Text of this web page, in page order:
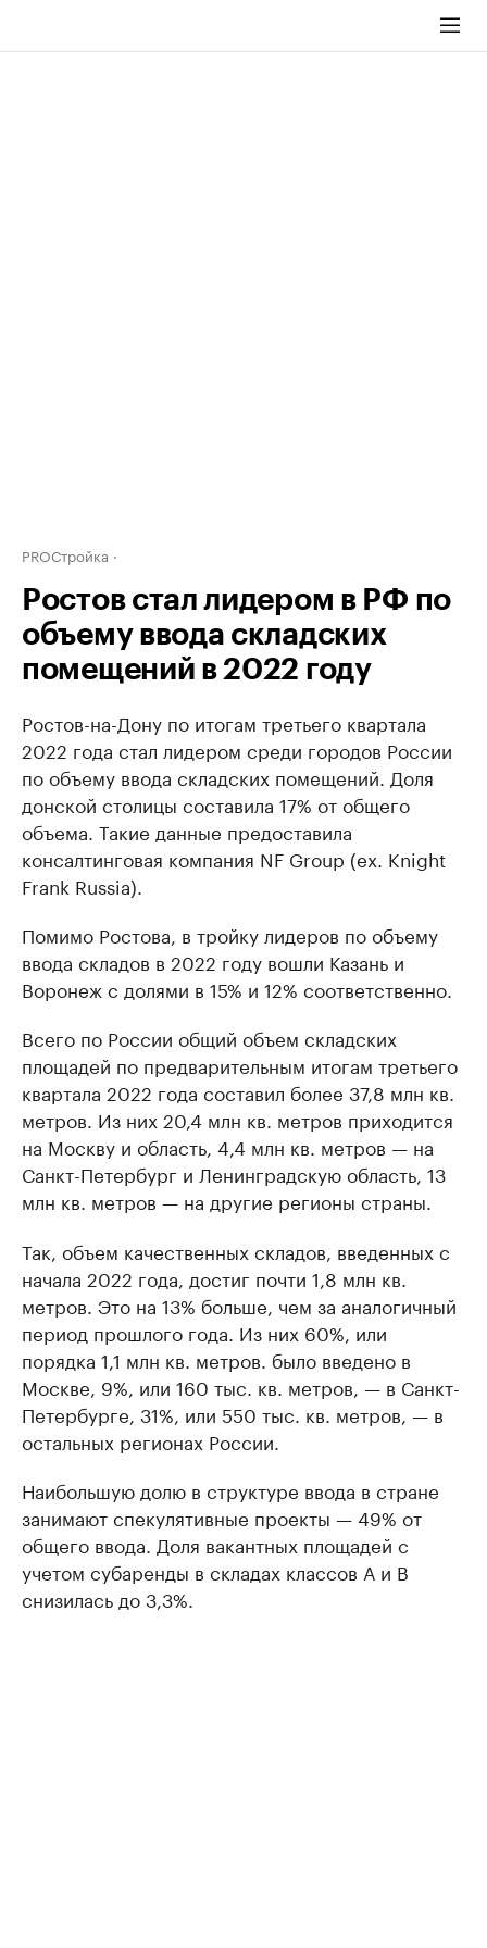
PROСтройка
Ростов стал лидером в РФ по
объему ввода складских
помещений в 2022 году
Ростов-на-Дону по итогам третьего квартала
2022 года стал лидером среди городов России
по объему ввода складских помещений. Доля
донской столицы составила 17% от общего
объема. Такие данные предоставила
консалтинговая компания NF Group (ex. Knight
Frank Russia).
Помимо Ростова, в тройку лидеров по объему
ввода складов в 2022 году вошли Казань и
Воронеж с долями в 15% и 12% соответственно.
Всего по России общий объем складских
площадей по предварительным итогам третьего
квартала 2022 года составил более 37,8 млн кв.
метров. Из них 20,4 млн кв. метров приходится
на Москву и область, 4,4 млн кв. метров — на
Санкт-Петербург и Ленинградскую область, 13
млн кв. метров — на другие регионы страны.
Так, объем качественных складов, введенных с
начала 2022 года, достиг почти 1,8 млн кв.
метров. Это на 13% больше, чем за аналогичный
период прошлого года. Из них 60%, или
порядка 1,1 млн кв. метров. было введено в
Москве, 9%, или 160 тыс. кв. метров, — в Санкт-
Петербурге, 31%, или 550 тыс. кв. метров, — в
остальных регионах России.
Наибольшую долю в структуре ввода в стране
занимают спекулятивные проекты — 49% от
общего ввода. Доля вакантных площадей с
учетом субаренды в складах классов А и В
снизилась до 3,3%.